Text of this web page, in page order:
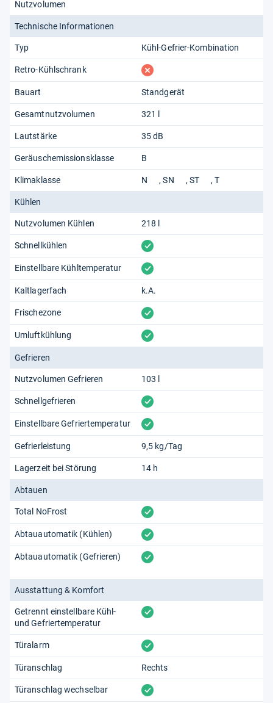
Nutzvolumen
Technische Informationen
Typ Kühl-Gefrier-Kombination
Retro-Kühlschrank fehlt
Bauart Standgerät
Gesamtnutzvolumen 321 l
Lautstärke 35 dB
Geräuschemissionsklasse B
Klimaklasse N SN ST T
Kühlen
Nutzvolumen Kühlen 218 l
Schnellkühlen vorhanden
Einstellbare Kühltemperatur vorhanden
Kaltlagerfach k.A.
Frischezone vorhanden
Umluftkühlung vorhanden
Gefrieren
Nutzvolumen Gefrieren 103 l
Schnellgefrieren vorhanden
Einstellbare Gefriertemperatur vorhanden
Gefrierleistung 9,5 kg/Tag
Lagerzeit bei Störung 14 h
Abtauen
Total NoFrost vorhanden
Abtauautomatik (Kühlen) vorhanden
Abtauautomatik (Gefrieren) vorhanden
Ausstattung & Komfort
Getrennt einstellbare Kühl-
und Gefriertemperatur
vorhanden
Türalarm vorhanden
Türanschlag Rechts
Türanschlag wechselbar vorhanden